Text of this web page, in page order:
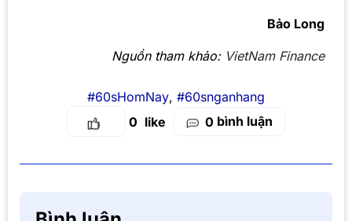
Bảo Long
Nguồn tham khảo: VietNam Finance
#60sHomNay, #60snganhang
0
0 bình luận